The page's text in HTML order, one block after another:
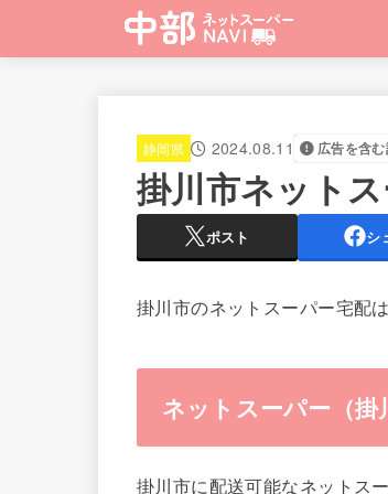
静岡県 2024.08.11 広告を含
掛川市ネット
ポスト シ
掛川市のネットスーパー宅配は
ネットスーパー（掛
掛川市に配送可能なネットス